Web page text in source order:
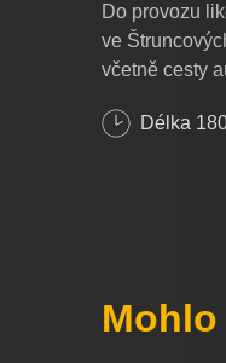
Do provozu
ve
včetně cesty
Důležité
v uvedený
Délka
Mohlo